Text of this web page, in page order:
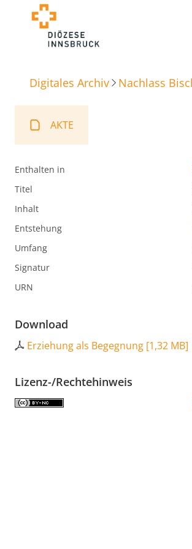
Digitales Archiv Nachlass
AKTE
Enthalten in
Titel
Inhalt
Entstehung
Umfang
Signatur
URN
Download
Erziehung als Begegnung [1,32 MB]
Lizenz-/Rechtehinweis